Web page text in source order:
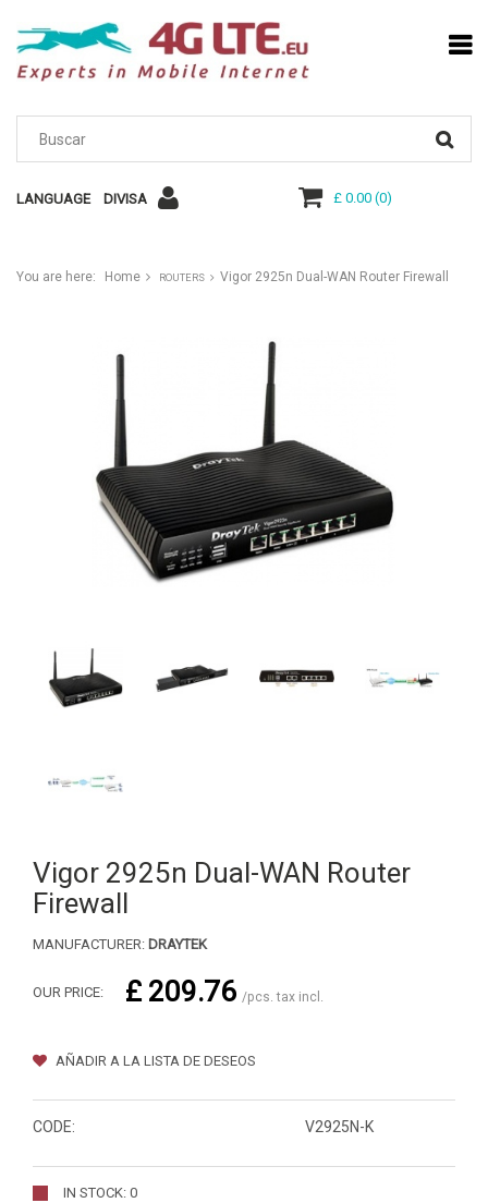
LANGUAGE DIVISA £ 0.00(0)
You are here: Home ROUTERS Vigor 2925n Dual-WAN Router Firewall
Vigor 2925n Dual-WAN Router
Firewall
MANUFACTURER: DRAYTEK
OUR PRICE: £ 209.76 /pcs. tax incl.
AÑADIR A LA LISTA DE DESEOS
CODE: V2925N-K
IN STOCK: 0